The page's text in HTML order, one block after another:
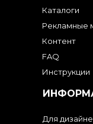
Каталоги
Рекламные
Контент
FAQ
Инструкции
Для